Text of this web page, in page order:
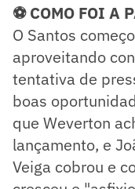
⚽ COMO FOI A
O Santos
aproveitando
tentativa de
boas
que Weverton
lançamento, e
Veiga cobrou e